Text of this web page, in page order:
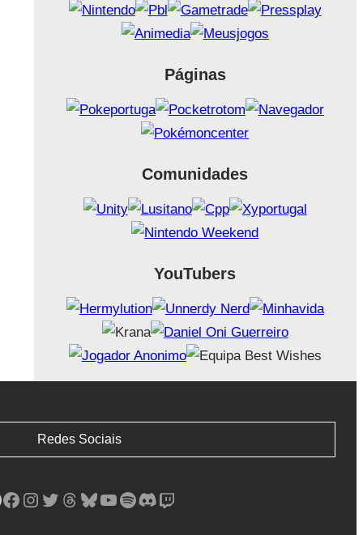
Páginas
Comunidades
YouTubers
Redes Sociais
Facebook Instagram Twitter Threads Bluesky YouTube Spotify Discord Twitch